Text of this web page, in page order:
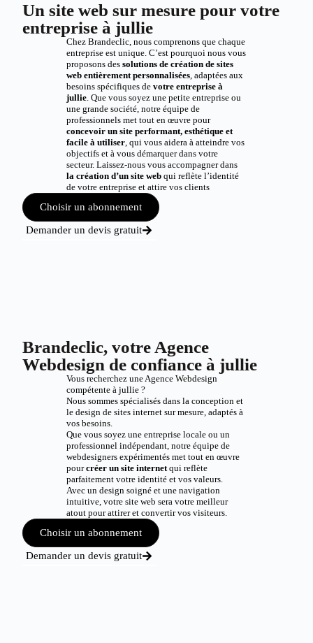
Un site web sur mesure pour votre
entreprise à jullie
Chez Brandeclic, nous comprenons que chaque
entreprise est unique. C’est pourquoi nous vous
proposons des solutions de création de sites
web entièrement personnalisées, adaptées aux
besoins spécifiques de votre entreprise à
jullie. Que vous soyez une petite entreprise ou
une grande société, notre équipe de
professionnels met tout en œuvre pour
concevoir un site performant, esthétique et
facile à utiliser, qui vous aidera à atteindre vos
objectifs et à vous démarquer dans votre
secteur. Laissez-nous vous accompagner dans
la création d’un site webqui reflète l’identité
de votre entreprise et attire vos clients
Choisir un abonnement
Demander un devis gratuit
Brandeclic, votre Agence
Webdesign de confiance à jullie
Vous recherchez une Agence Webdesign
compétente à jullie ?
Nous sommes spécialisés dans la conception et
le design de sites internet sur mesure, adaptés à
vos besoins.
Que vous soyez une entreprise locale ou un
professionnel indépendant, notre équipe de
webdesigners expérimentés met tout en œuvre
pourcréer un site internetqui reflète
parfaitement votre identité et vos valeurs.
Avec un design soigné et une navigation
intuitive, votre site web sera votre meilleur
atout pour attirer et convertir vos visiteurs.
Choisir un abonnement
Demander un devis gratuit